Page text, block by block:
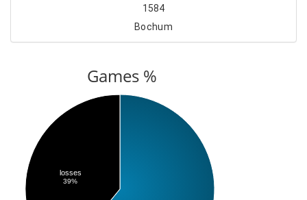
1584
Bochum
Games %
losses
39%